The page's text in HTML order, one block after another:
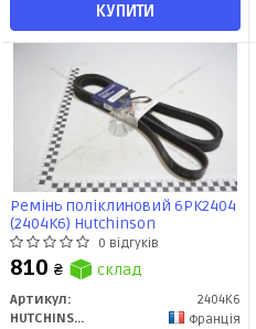
КУПИТИ
Ремінь поліклиновий 6PK2404
(2404K6) Hutchinson
0 відгуків
810 ₴ склад
Артикул:
2404K6
HUTCHINSON
Франція